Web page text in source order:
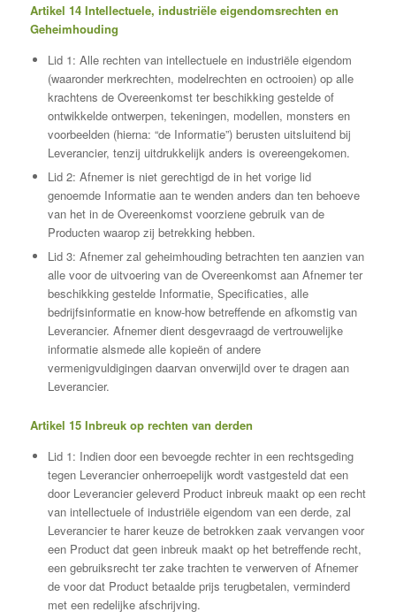
Artikel 14 Intellectuele, industriële eigendomsrechten en
Geheimhouding
Lid 1: Alle rechten van intellectuele en industriële eigendom
(waaronder merkrechten, modelrechten en octrooien) op alle
krachtens de Overeenkomst ter beschikking gestelde of
ontwikkelde ontwerpen, tekeningen, modellen, monsters en
voorbeelden (hierna: “de Informatie”) berusten uitsluitend bij
Leverancier, tenzij uitdrukkelijk anders is overeengekomen.
Lid 2: Afnemer is niet gerechtigd de in het vorige lid
genoemde Informatie aan te wenden anders dan ten behoeve
van het in de Overeenkomst voorziene gebruik van de
Producten waarop zij betrekking hebben.
Lid 3: Afnemer zal geheimhouding betrachten ten aanzien van
alle voor de uitvoering van de Overeenkomst aan Afnemer ter
beschikking gestelde Informatie, Specificaties, alle
bedrijfsinformatie en know-how betreffende en afkomstig van
Leverancier. Afnemer dient desgevraagd de vertrouwelijke
informatie alsmede alle kopieën of andere
vermenigvuldigingen daarvan onverwijld over te dragen aan
Leverancier.
Artikel 15 Inbreuk op rechten van derden
Lid 1: Indien door een bevoegde rechter in een rechtsgeding
tegen Leverancier onherroepelijk wordt vastgesteld dat een
door Leverancier geleverd Product inbreuk maakt op een recht
van intellectuele of industriële eigendom van een derde, zal
Leverancier te harer keuze de betrokken zaak vervangen voor
een Product dat geen inbreuk maakt op het betreffende recht,
een gebruiksrecht ter zake trachten te verwerven of Afnemer
de voor dat Product betaalde prijs terugbetalen, verminderd
met een redelijke afschrijving.